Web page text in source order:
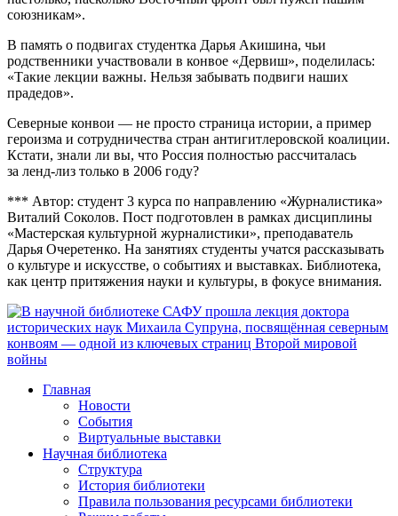
союзникам».
В память о подвигах студентка Дарья Акишина, чьи
родственники участвовали в конвое «Дервиш», поделилась:
«Такие лекции важны. Нельзя забывать подвиги наших
прадедов».
Северные конвои — не просто страница истории, а пример
героизма и сотрудничества стран антигитлеровской коалиции.
Кстати, знали ли вы, что Россия полностью рассчиталась
за ленд-лиз только в 2006 году?
*** Автор: cтудент 3 курса по направлению «Журналистика»
Виталий Соколов. Пост подготовлен в рамках дисциплины
«Мастерская культурной журналистики», преподаватель
Дарья Очеретенко. На занятиях студенты учатся рассказывать
о культуре и искусстве, о событиях и выставках. Библиотека,
как центр притяжения науки и культуры, в фокусе внимания.
Главная
Новости
События
Виртуальные выставки
Научная библиотека
Структура
История библиотеки
Правила пользования ресурсами библиотеки